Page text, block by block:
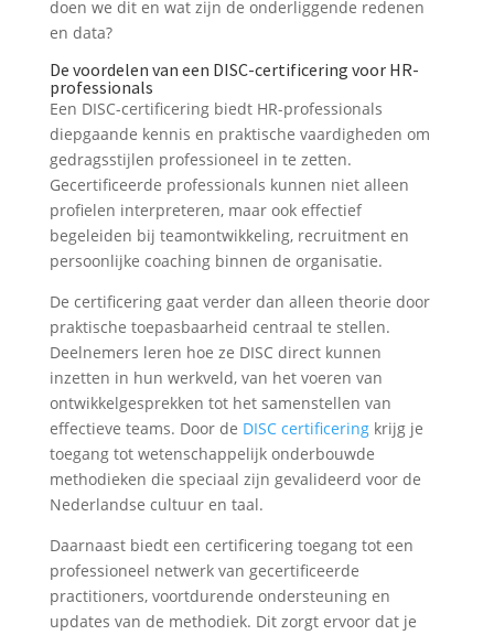
doen we dit en wat zijn de onderliggende redenen
en data?
De voordelen van een DISC-certificering voor HR-
professionals
Een DISC-certificering biedt HR-professionals
diepgaande kennis en praktische vaardigheden om
gedragsstijlen professioneel in te zetten.
Gecertificeerde professionals kunnen niet alleen
profielen interpreteren, maar ook effectief
begeleiden bij teamontwikkeling, recruitment en
persoonlijke coaching binnen de organisatie.
De certificering gaat verder dan alleen theorie door
praktische toepasbaarheid centraal te stellen.
Deelnemers leren hoe ze DISC direct kunnen
inzetten in hun werkveld, van het voeren van
ontwikkelgesprekken tot het samenstellen van
effectieve teams. Door de DISC certificeringkrijg je
toegang tot wetenschappelijk onderbouwde
methodieken die speciaal zijn gevalideerd voor de
Nederlandse cultuur en taal.
Daarnaast biedt een certificering toegang tot een
professioneel netwerk van gecertificeerde
practitioners, voortdurende ondersteuning en
updates van de methodiek. Dit zorgt ervoor dat je